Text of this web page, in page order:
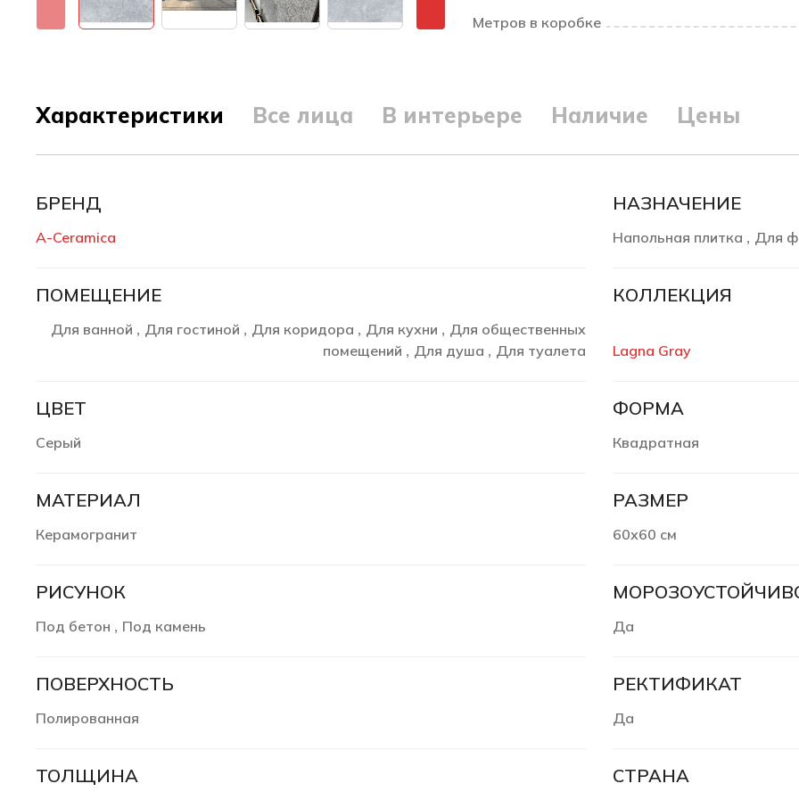
Метров в коробке
Характеристики Все лица В интерьере Наличие Цены
БРЕНД
A-Ceramica
НАЗНАЧЕНИЕ
Напольная плитка , Для
ПОМЕЩЕНИЕ
Для ванной , Для гостиной , Для коридора , Для кухни , Для общественных
помещений , Для душа , Для туалета
КОЛЛЕКЦИЯ
Lagna Gray
ЦВЕТ
Серый
ФОРМА
Квадратная
МАТЕРИАЛ
Керамогранит
РАЗМЕР
60х60 см
РИСУНОК
Под бетон , Под камень Да
ПОВЕРХНОСТЬ
Полированная
РЕКТИФИКАТ
Да
ТОЛЩИНА СТРАНА